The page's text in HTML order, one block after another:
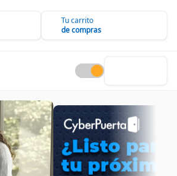
Tu carrito
de compras